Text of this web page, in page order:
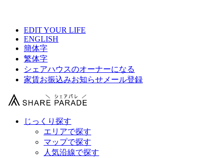
EDIT YOUR LIFE
ENGLISH
簡体字
繁体字
シェアハウスのオーナーになる
家賃お振込みお知らせメール登録
じっくり探す
エリアで探す
マップで探す
人気沿線で探す